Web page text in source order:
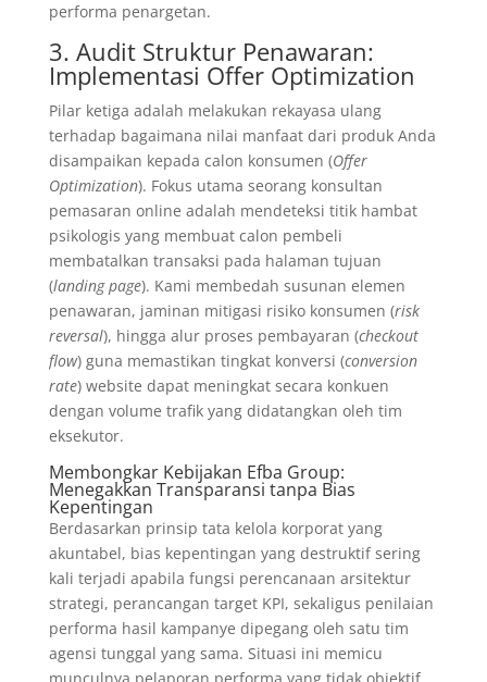
performa penargetan.
3. Audit Struktur Penawaran:
Implementasi Offer Optimization
Pilar ketiga adalah melakukan rekayasa ulang
terhadap bagaimana nilai manfaat dari produk Anda
disampaikan kepada calon konsumen (Offer
Optimization). Fokus utama seorang konsultan
pemasaran online adalah mendeteksi titik hambat
psikologis yang membuat calon pembeli
membatalkan transaksi pada halaman tujuan
(landing page). Kami membedah susunan elemen
penawaran, jaminan mitigasi risiko konsumen (risk
reversal), hingga alur proses pembayaran (checkout
flow) guna memastikan tingkat konversi (conversion
rate) website dapat meningkat secara konkuen
dengan volume trafik yang didatangkan oleh tim
eksekutor.
Membongkar Kebijakan Efba Group:
Menegakkan Transparansi tanpa Bias
Kepentingan
Berdasarkan prinsip tata kelola korporat yang
akuntabel, bias kepentingan yang destruktif sering
kali terjadi apabila fungsi perencanaan arsitektur
strategi, perancangan target KPI, sekaligus penilaian
performa hasil kampanye dipegang oleh satu tim
agensi tunggal yang sama. Situasi ini memicu